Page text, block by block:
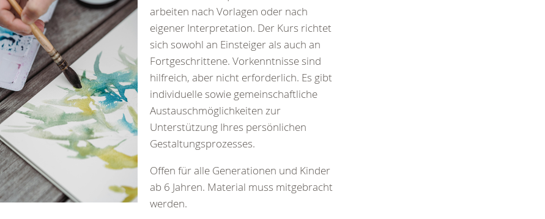
arbeiten nach Vorlagen oder nach
eigener Interpretation. Der Kurs richtet
sich sowohl an Einsteiger als auch an
Fortgeschrittene. Vorkenntnisse sind
hilfreich, aber nicht erforderlich. Es gibt
individuelle sowie gemeinschaftliche
Austauschmöglichkeiten zur
Unterstützung Ihres persönlichen
Gestaltungsprozesses.
Offen für alle Generationen und Kinder
ab 6 Jahren. Material muss mitgebracht
werden.